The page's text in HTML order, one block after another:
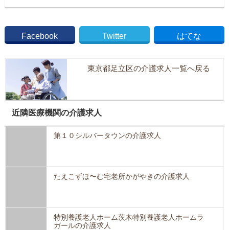
Facebook Twitter はてな
東京都足立区の介護求人一覧へ戻る
近隣医療機関の介護求人
第１０シルバータウンの介護求人
たえこずほ〜む宅老所かがやきの介護求人
特別養護老人ホーム茨木特別養護老人ホームラ
ガールの介護求人